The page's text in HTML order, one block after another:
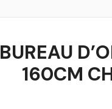
BUREAU
160CM